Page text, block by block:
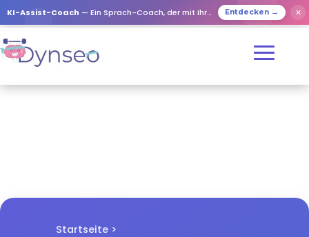
KI-Assist-Coach — Ein Sprach-Coach, der mit Ihren Lieben spielt Entdecken → ✕
Startseite>